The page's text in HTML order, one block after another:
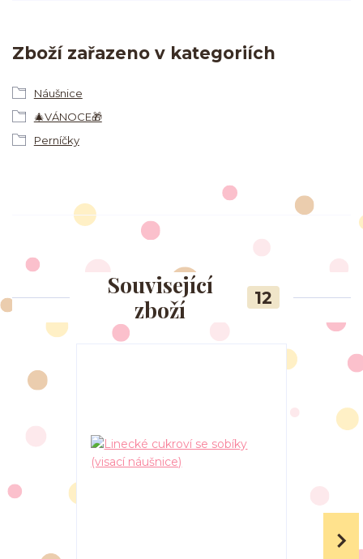
Zboží zařazeno v kategoriích
Náušnice
🎄VÁNOCE🎁
Perníčky
Související
zboží
12